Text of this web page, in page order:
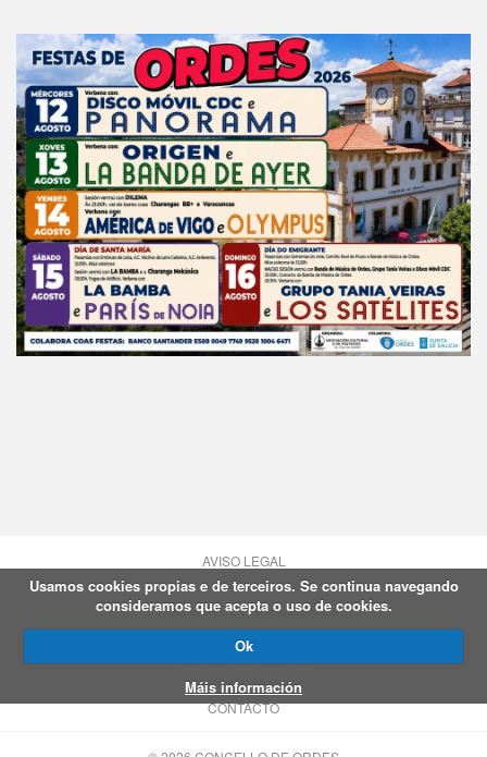
AVISO LEGAL
POLÍTICA DE PRIVACIDADE
POLÍTICA DE COOKIES
CONTACTO
Usamos cookies propias e de terceiros. Se continua navegando
consideramos que acepta o uso de cookies.
Ok
Máis información